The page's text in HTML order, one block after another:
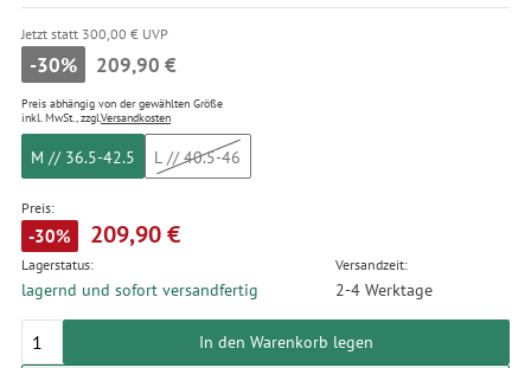
Jetzt statt 300,00 € UVP
-30% 209,90 €
Preis abhängig von der gewählten Größe
inkl. MwSt., zzgl.Versandkosten
M // 36.5-42.5 L // 40.5-46
Preis:
-30% 209,90 €
Lagerstatus:
lagernd und sofort versandfertig
Versandzeit:
2-4 Werktage
In den Warenkorb legen